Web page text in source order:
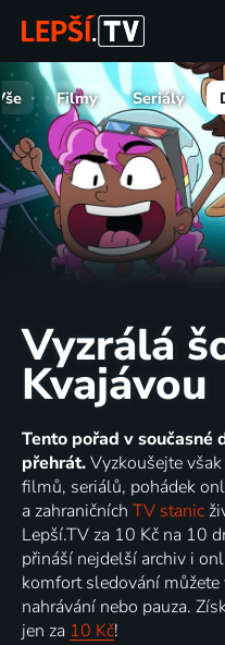
Filmy Seriály
Vyzrálá
Kvajávou
Tento pořad v současné
přehrát.Vyzkoušejte
filmů, seriálů, pohádek
a zahraničních TV stanic
Lepší.TV za 10 Kč na 10
přináší nejdelší archiv i
komfort sledování
nahrávání nebo pauza.
jen za 10 Kč!